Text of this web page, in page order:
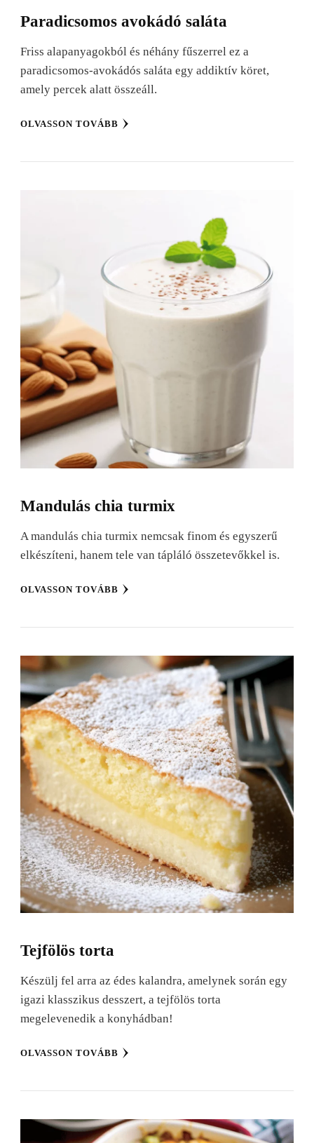
Paradicsomos avokádó saláta
Friss alapanyagokból és néhány fűszerrel ez a
paradicsomos-avokádós saláta egy addiktív köret,
amely percek alatt összeáll.
OLVASSON TOVÁBB
Mandulás chia turmix
A mandulás chia turmix nemcsak finom és egyszerű
elkészíteni, hanem tele van tápláló összetevőkkel is.
OLVASSON TOVÁBB
Tejfölös torta
Készülj fel arra az édes kalandra, amelynek során egy
igazi klasszikus desszert, a tejfölös torta
megelevenedik a konyhádban!
OLVASSON TOVÁBB